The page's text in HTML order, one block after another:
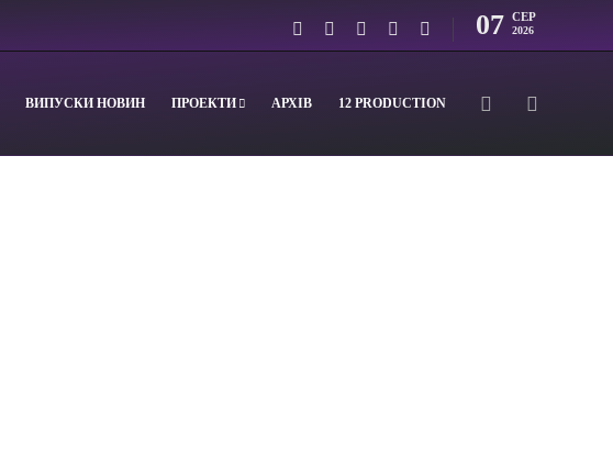
07 СЕР
2026
ВИПУСКИ НОВИН ПРОЕКТИ АРХІВ 12 PRODUCTION